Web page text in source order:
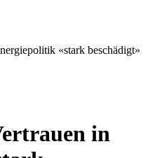
«stark beschädigt»
in